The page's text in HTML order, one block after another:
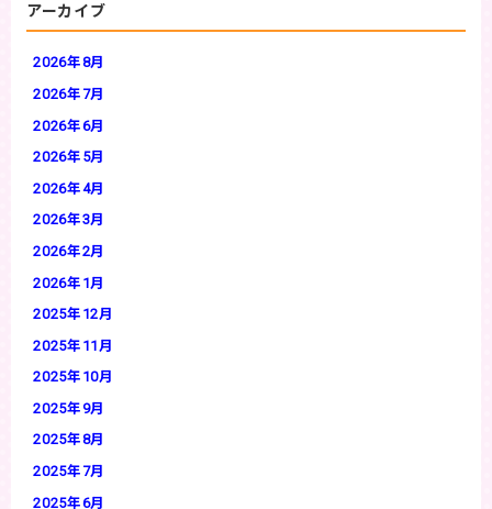
アーカイブ
2026年8月
2026年7月
2026年6月
2026年5月
2026年4月
2026年3月
2026年2月
2026年1月
2025年12月
2025年11月
2025年10月
2025年9月
2025年8月
2025年7月
2025年6月